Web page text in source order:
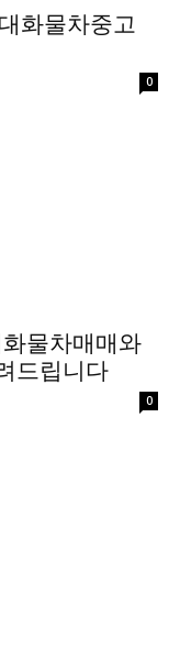
화물차중고
0
물차매매와
드립니다
0